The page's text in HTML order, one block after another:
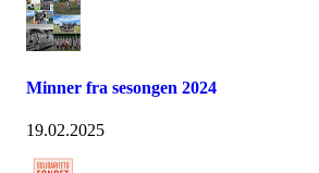
Minner fra sesongen 2024
19.02.2025